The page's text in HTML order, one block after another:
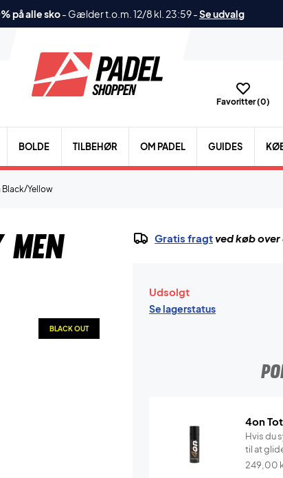
på alle sko- Gælder t.o.m. 12/8 kl. 23:59-Se udvalg
Favoritter (0)
BOLDE TILBEHØR OM PADEL GUIDES
Black/Yellow
BLACK OUT
Gratis fragtved køb over
Udsolgt
Se lagerstatus
4on
Hvis du
til at
249,00